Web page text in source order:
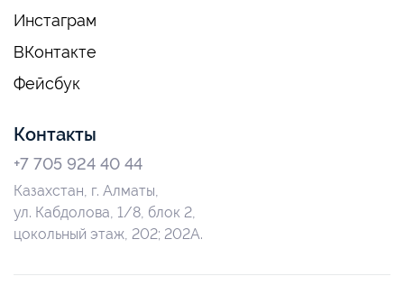
Инстаграм
ВКонтакте
Фейсбук
Контакты
+7 705 924 40 44
Казахстан, г. Алматы,
ул. Кабдолова, 1/8, блок 2,
цокольный этаж, 202; 202А.